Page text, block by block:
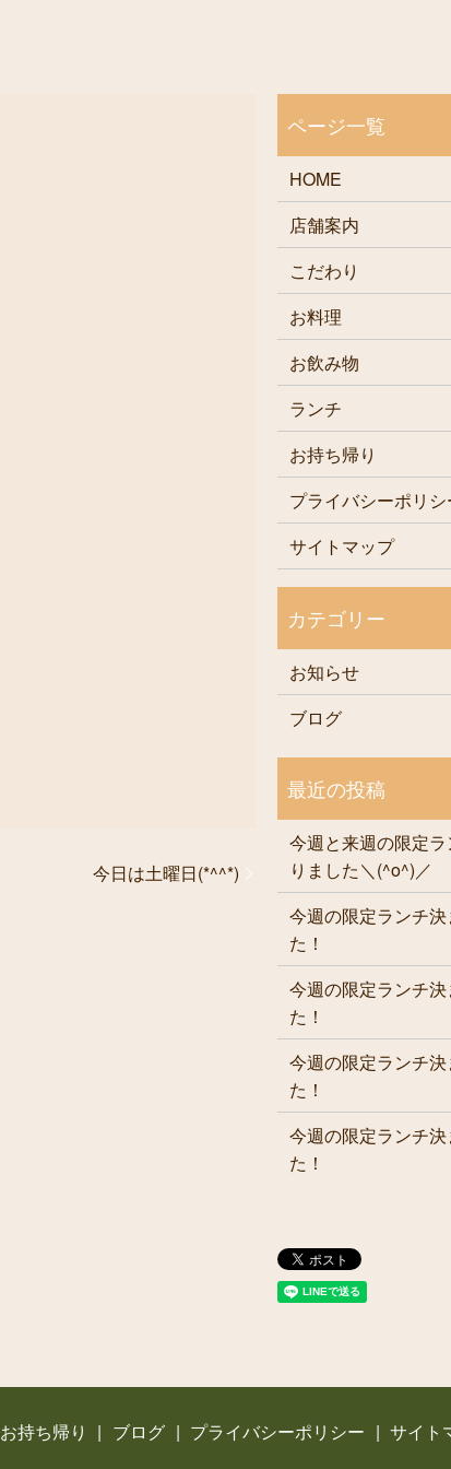
今日は土曜日(*^^*)
HOME
店舗案内
こだわり
お料理
お飲み物
ランチ
お持ち帰り
プライバシーポリシ
サイトマップ
お知らせ
ブログ
今週と来週の限定ラ
りました＼(^o^)／
今週の限定ランチ決
た！
今週の限定ランチ決
た！
今週の限定ランチ決
た！
今週の限定ランチ決
た！
お持ち帰り ブログ プライバシーポリシー サイト